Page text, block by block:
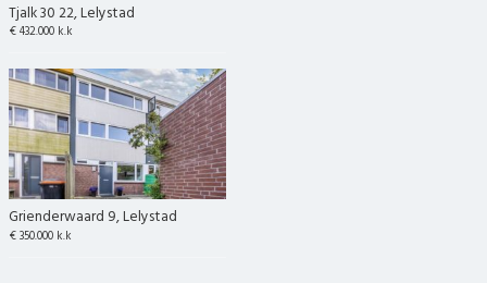
Tjalk 30 22, Lelystad
€ 432.000 k.k
Grienderwaard 9, Lelystad
€ 350.000 k.k